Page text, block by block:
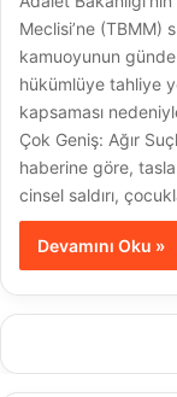
Meclisi’ne (TBMM)
kamuoyunun
hükümlüye tahliye
kapsaması
Çok Geniş: Ağır
haberine göre,
cinsel saldırı,
Devamını Oku »